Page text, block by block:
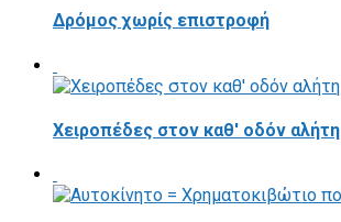
Δρόμος χωρίς επιστροφή
Χειροπέδες στον καθ' οδόν αλήτη